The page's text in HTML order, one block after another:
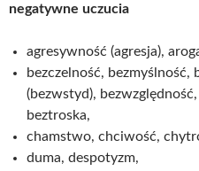
negatywne uczucia
agresywność (agresja),
bezczelność,
(bezwstyd),
beztroska,
chamstwo, chciwość,
duma, despotyzm,